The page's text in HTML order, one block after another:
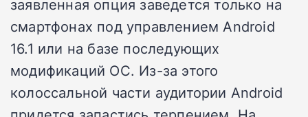
заявленная опция заведется только на
смартфонах под управлением Android
16.1 или на базе последующих
модификаций ОС. Из-за этого
колоссальной части аудитории Android